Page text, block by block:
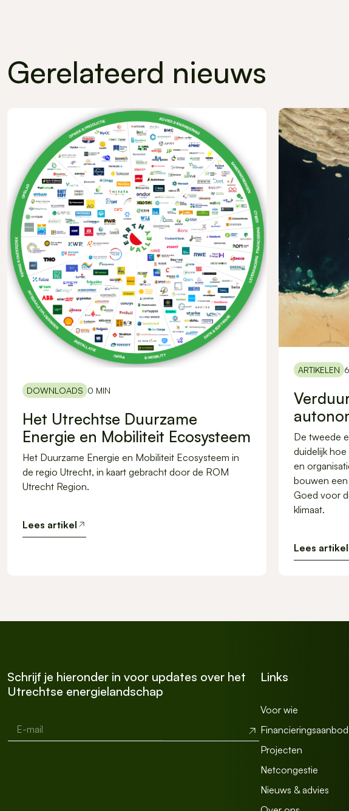
Gerelateerd nieuws
DOWNLOADS 0 MIN
Het Utrechtse Duurzame
Energie en Mobiliteit Ecosysteem
Het Duurzame Energie en Mobiliteit Ecosysteem in
de regio Utrecht, in kaart gebracht door de ROM
Utrecht Region.
Lees artikel
ARTIKELEN
De tweede
duidelijk
en
bouwen
Goed voor
klimaat.
Lees artikel
Schrijf je hieronder in voor updates over het
Utrechtse energielandschap
k
Links
Voor wie
Financieringsaanbod
Projecten
Netcongestie
Nieuws & advies